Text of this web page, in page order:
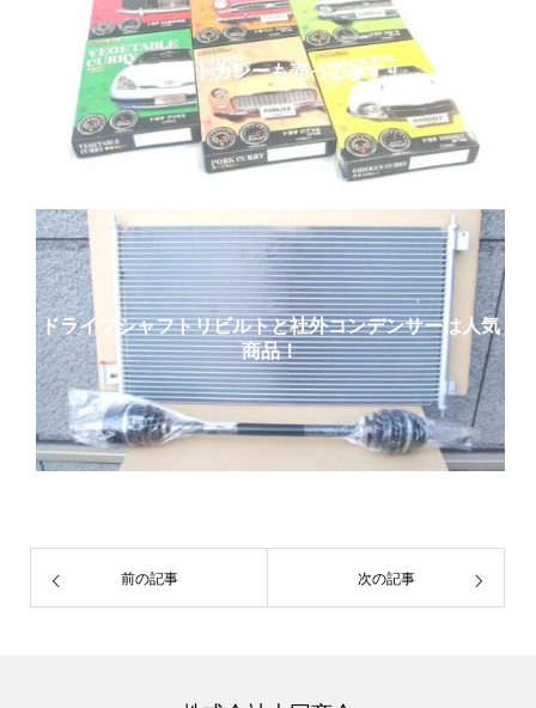
レトルトカレーも売ってます！
ドライブシャフトリビルトと社外コンデンサーは人気
商品！
前の記事 次の記事